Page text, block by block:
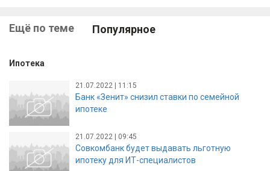
Ещё по теме Популярное
Ипотека
21.07.2022 | 11:15
Банк «Зенит» снизил ставки по семейной
ипотеке
21.07.2022 | 09:45
Совкомбанк будет выдавать льготную
ипотеку для ИТ-специалистов